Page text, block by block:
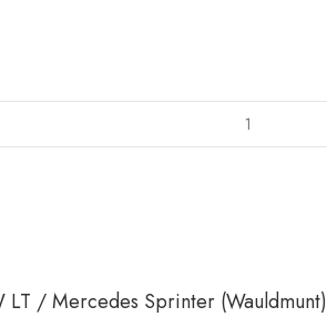
/ Mercedes Sprinter (Wauldmunt)